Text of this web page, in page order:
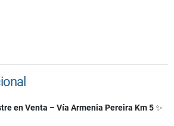
en Venta – Vía Armenia Pereira Km 5✨